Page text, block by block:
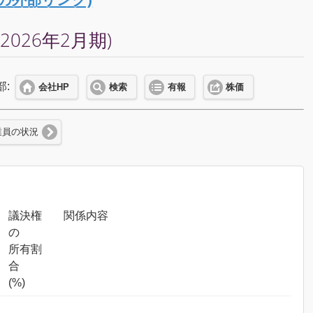
年2月期)
: 会社HP 検索 有報 株価
員の状況
議決権
の
所有割
合
(%)
関係内容